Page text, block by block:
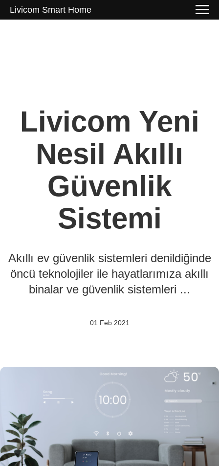
Livicom Smart Home
Livicom Yeni
Nesil Akıllı
Güvenlik
Sistemi
Akıllı ev güvenlik sistemleri denildiğinde
öncü teknolojiler ile hayatlarımıza akıllı
binalar ve güvenlik sistemleri ...
01 Feb 2021